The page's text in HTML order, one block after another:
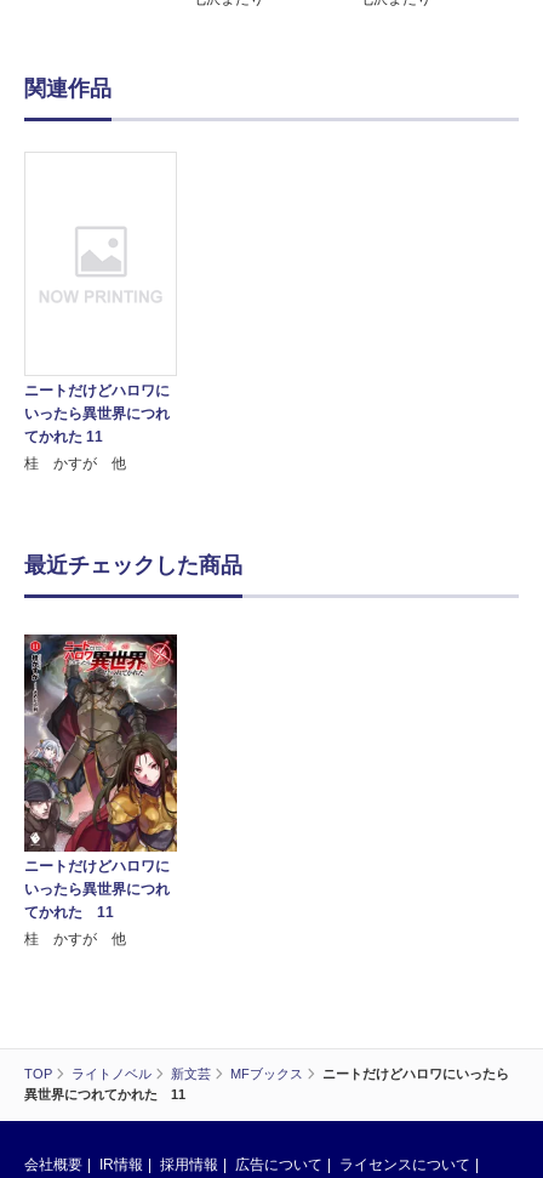
TOP ライトノベル 新文芸 MFブックス
ニートだけどハロワにいったら
異世界につれてかれた 11
関連作品
ニートだけどハロワに
いったら異世界につれ
てかれた 11
桂 かすが 他
最近チェックした商品
ニートだけどハロワに
いったら異世界につれ
てかれた 11
桂 かすが 他
会社概要 IR情報 採用情報 広告について ライセンスについて